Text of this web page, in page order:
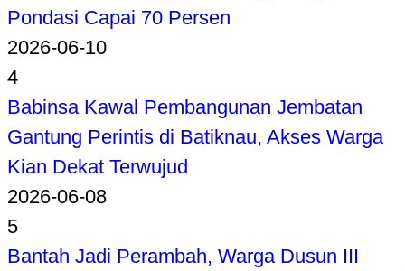
Pondasi Capai 70 Persen
2026-06-10
4
Babinsa Kawal Pembangunan Jembatan
Gantung Perintis di Batiknau, Akses Warga
Kian Dekat Terwujud
2026-06-08
5
Bantah Jadi Perambah, Warga Dusun III